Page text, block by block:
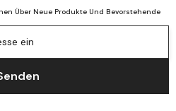
Über Neue Produkte Und Bevorstehende
ein